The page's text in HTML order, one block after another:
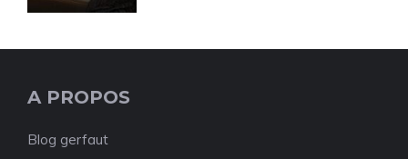
A PROPOS
Blog gerfaut